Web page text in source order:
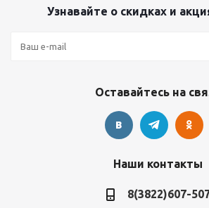
Узнавайте о скидках и
Оставайтесь на
Наши контакты
8(3822)607-